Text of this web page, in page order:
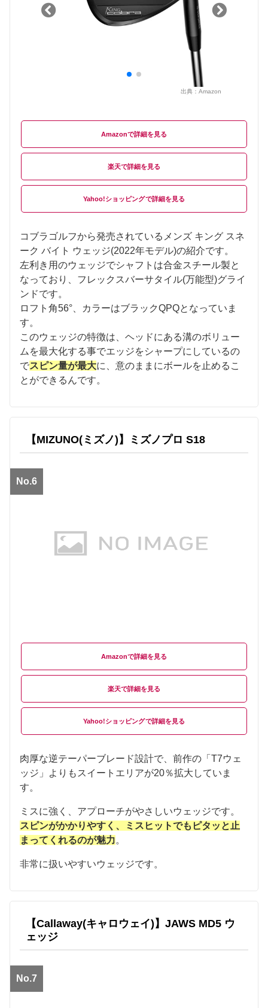
出典： Amazon
Amazon
楽天
Yahoo!ショッピング
コブラゴルフから発売されているメンズ キング スネ
ーク バイト ウェッジ(2022年モデル)の紹介です。
左利き用のウェッジでシャフトは合金スチール製と
なっており、フレックスバーサタイル(万能型)グライ
ンドです。
ロフト角56°、カラーはブラックQPQとなっていま
す。
このウェッジの特徴は、ヘッドにある溝のボリュー
ムを最大化する事でエッジをシャープにしているの
でスピン量が最大に、意のままにボールを止めるこ
とができるんです。
【MIZUNO(ミズノ)】ミズノプロ S18
No.6
Amazon
楽天
Yahoo!ショッピング
肉厚な逆テーパーブレード設計で、前作の「T7ウェ
ッジ」よりもスイートエリアが20％拡大していま
す。
ミスに強く、アプローチがやさしいウェッジです。
スピンがかかりやすく、ミスヒットでもピタッと止
まってくれるのが魅力。
非常に扱いやすいウェッジです。
【Callaway(キャロウェイ)】JAWS MD5 ウ
ェッジ
No.7